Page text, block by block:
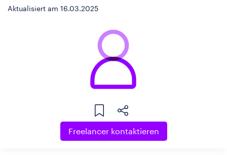
Aktualisiert am 16.03.2025
Freelancer kontaktieren